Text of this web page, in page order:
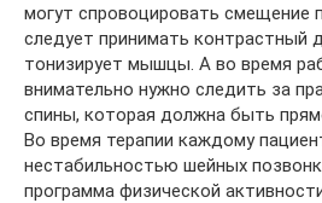
могут спровоцировать смещение
следует принимать контрастный
тонизирует мышцы. А во время
внимательно нужно следить за
спины, которая должна быть
Во время терапии каждому
нестабильностью шейных
программа физической